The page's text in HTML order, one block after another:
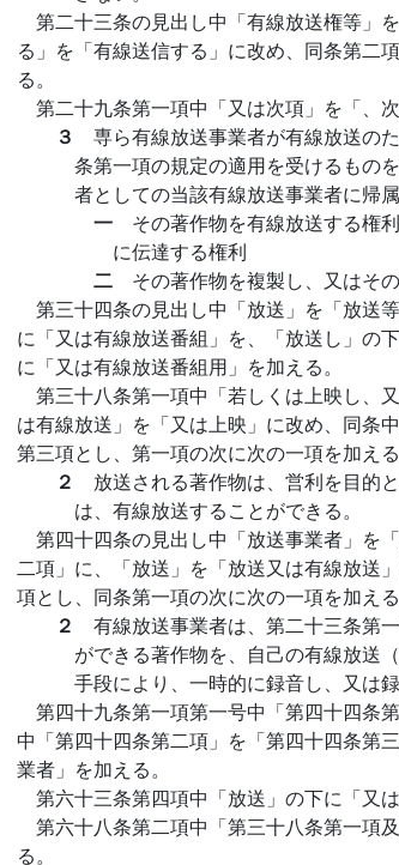
第二十三条の見出し中「有線放送権等」
る」を「有線送信する」に改め、同条第二
る。
第二十九条第一項中「又は次項」を「、
３ 専ら有線放送事業者が有線放送の
条第一項の規定の適用を受けるもの
者としての当該有線放送事業者に帰属
一 その著作物を有線放送する権
に伝達する権利
二 その著作物を複製し、又はそ
第三十四条の見出し中「放送」を「放送
に「又は有線放送番組」を、「放送し」の
に「又は有線放送番組用」を加える。
第三十八条第一項中「若しくは上映し、
は有線放送」を「又は上映」に改め、同条
第三項とし、第一項の次に次の一項を加える
２ 放送される著作物は、営利を目的
は、有線放送することができる。
第四十四条の見出し中「放送事業者」を
二項」に、「放送」を「放送又は有線放送
項とし、同条第一項の次に次の一項を加える
２ 有線放送事業者は、第二十三条第
ができる著作物を、自己の有線放送
手段により、一時的に録音し、又は
第四十九条第一項第一号中「第四十四条
中「第四十四条第二項」を「第四十四条第
業者」を加える。
第六十三条第四項中「放送」の下に「又
第六十八条第二項中「第三十八条第一項
る。